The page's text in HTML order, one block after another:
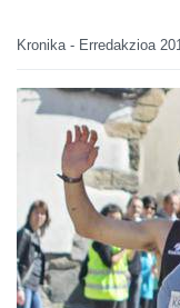
Kronika - Erredakzioa